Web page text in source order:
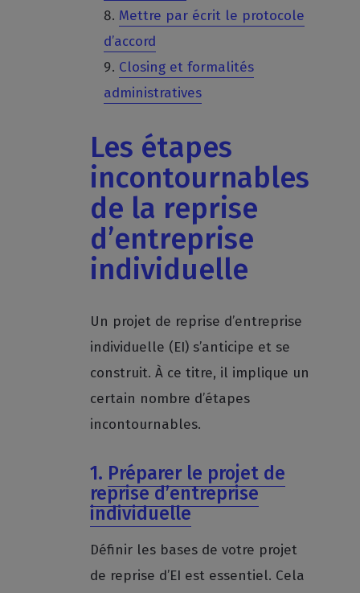
Mettre par écrit le protocole
d’accord
Closing et formalités
administratives
Les étapes
incontournables
de la reprise
d’entreprise
individuelle
Un projet de reprise d’entreprise
individuelle (EI) s’anticipe et se
construit. À ce titre, il implique un
certain nombre d’étapes
incontournables.
1. Préparer le projet de
reprise d’entreprise
individuelle
Définir les bases de votre projet
de reprise d’EI est essentiel. Cela